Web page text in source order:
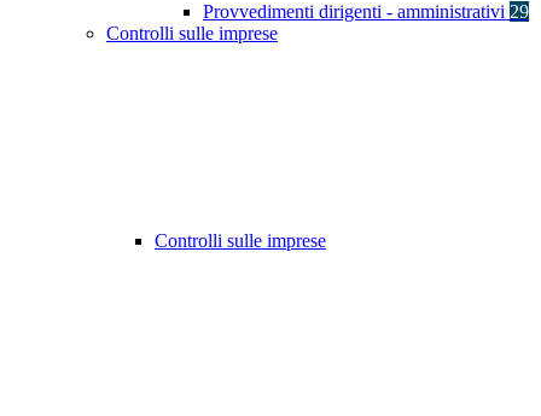
Provvedimenti dirigenti - amministrativi 29
Controlli sulle imprese
Controlli sulle imprese